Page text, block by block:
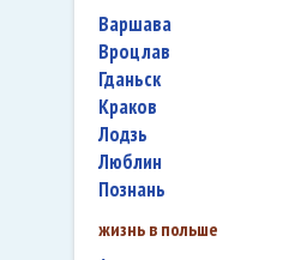
Варшава
Вроцлав
Гданьск
Краков
Лодзь
Люблин
Познань
жизнь в польше